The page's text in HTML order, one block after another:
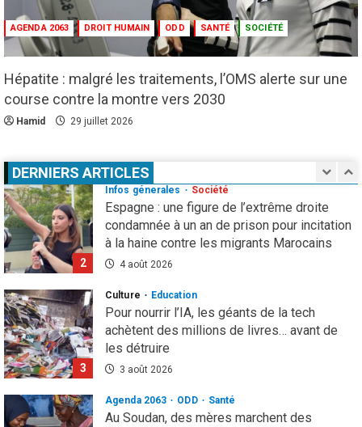
AGENDA 2063 DROIT HUMAIN ODD SANTÉ SOCIÉTÉ
Hépatite : malgré les traitements, l’OMS alerte sur une
course contre la montre vers 2030
Hamid 29 juillet 2026
DERNIERS ARTICLES
El Niño : le monde est entré « en terrain
inconnu »
1 août 2026
Infos génerales International Sécurité
81 ans après Hiroshima, l’ONU sonne
l’alarme : le spectre d’une guerre nucléaire
7 août 2026
2
Infos génerales Société
Espagne : une figure de l’extrême droite
condamnée à un an de prison pour incitation
à la haine contre les migrants Marocains
4 août 2026
3
Culture Education
Pour nourrir l’IA, les géants de la tech
achètent des millions de livres… avant de
les détruire
3 août 2026
Agenda 2063 ODD Santé
Au Soudan, des mères marchent des